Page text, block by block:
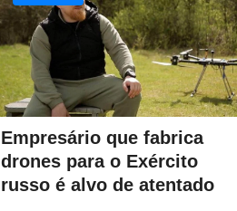
Empresário que fabrica
drones para o Exército
russo é alvo de atentado